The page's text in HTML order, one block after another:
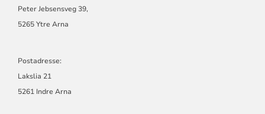
Peter Jebsensveg 39,
5265 Ytre Arna
Postadresse:
Lakslia 21
5261 Indre Arna